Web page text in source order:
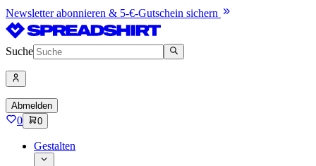
Newsletter abonnieren & 5-€-Gutschein sichern
Suche
Abmelden
0 0
Gestalten